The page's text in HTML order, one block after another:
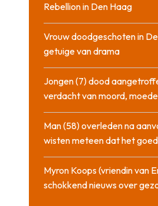
Rebellion in Den Haag
Vrouw doodgeschoten in
getuige van drama
Jongen (7) dood
verdacht van moord,
Man (58) overleden na
wisten meteen dat het goed
Myron Koops (vriendin van
schokkend nieuws over